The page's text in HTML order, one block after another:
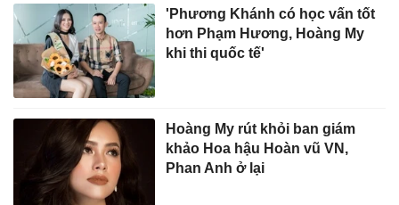
'Phương Khánh có học vấn tốt
hơn Phạm Hương, Hoàng My
khi thi quốc tế'
Hoàng My rút khỏi ban giám
khảo Hoa hậu Hoàn vũ VN,
Phan Anh ở lại